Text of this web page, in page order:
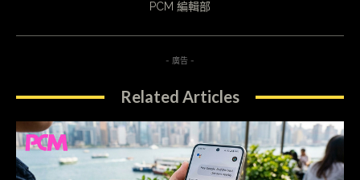
PCM 編輯部
- 廣告 -
Related Articles